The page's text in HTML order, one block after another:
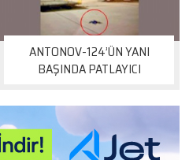
ANTONOV-124’ÜN YANI
BAŞINDA PATLAYICI